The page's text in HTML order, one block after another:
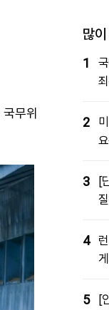
무위
많
1
2
3
[
4
5
[